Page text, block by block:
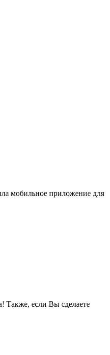
мобильное приложение для
Также, если Вы сделаете